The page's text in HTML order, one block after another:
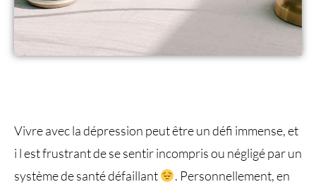
Vivre avec la dépression peut être un défi immense, et
i l est frustrant de se sentir incompris ou négligé par un
système de santé défaillant
. Personnellement, en